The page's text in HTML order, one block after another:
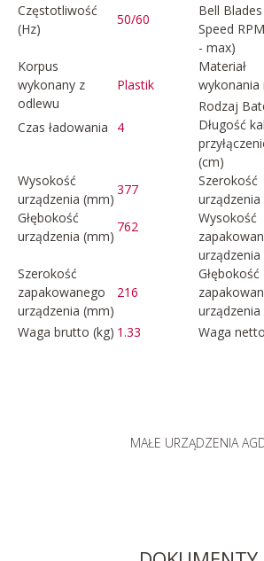
Częstotliwość
(Hz)
50/60
Bell Blades
Speed
- max)
Korpus
wykonany z
odlewu
Plastik
Materiał
wykonania
Rodzaj
Czas ładowania
4
Długość
(cm)
Wysokość
urządzenia (mm)
377
Szerokość
Głębokość
urządzenia (mm)
762
Wysokość
Szerokość
zapakowanego
urządzenia (mm)
216
Głębokość
Waga brutto (kg) 1.33 Waga
MAŁE URZĄDZENIA